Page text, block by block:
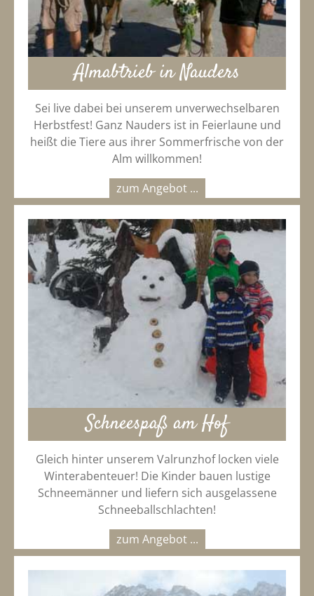
Almabtrieb in Nauders
Sei live dabei bei unserem unverwechselbaren
Herbstfest! Ganz Nauders ist in Feierlaune und
heißt die Tiere aus ihrer Sommerfrische von der
Alm willkommen!
zum Angebot ...
Schneespaß am Hof
Gleich hinter unserem Valrunzhof locken viele
Winterabenteuer! Die Kinder bauen lustige
Schneemänner und liefern sich ausgelassene
Schneeballschlachten!
zum Angebot ...